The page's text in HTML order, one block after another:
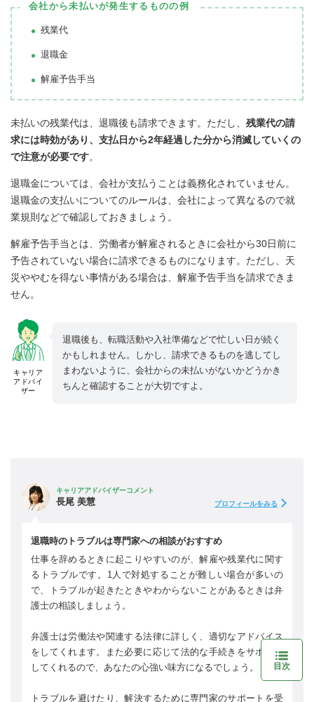
会社から未払いが発生するものの例
残業代
退職金
解雇予告手当
未払いの残業代は、退職後も請求できます。ただし、 残業代の請
求には時効があり、支払日から2年経過した分から消滅していくの
で注意が必要です。
退職金については、会社が支払うことは義務化されていません。
退職金の支払いについてのルールは、会社によって異なるので就
業規則などで確認しておきましょう。
解雇予告手当とは、労働者が解雇されるときに会社から30日前に
予告されていない場合に請求できるものになります。ただし、天
災ややむを得ない事情がある場合は、解雇予告手当を請求できま
せん。
キャリア
アドバイ
ザー
退職後も、転職活動や入社準備などで忙しい日が続く
かもしれません。しかし、請求できるものを逃してし
まわないように、会社からの未払いがないかどうかき
ちんと確認することが大切ですよ。
キャリアアドバイザーコメント
長尾 美慧 プロフィールをみる
退職時のトラブルは専門家への相談がおすすめ
仕事を辞めるときに起こりやすいのが、解雇や残業代に関す
るトラブルです。1人で対処することが難しい場合が多いの
で、トラブルが起きたときやわからないことがあるときは弁
護士の相談しましょう。
弁護士は労働法や関連する法律に詳しく、適切なアドバイス
をしてくれます。また必要に応じて法的な手続きをサポート
してくれるので、あなたの心強い味方になるでしょう。
トラブルを避けたり、解決するために専門家のサポートを受
目次